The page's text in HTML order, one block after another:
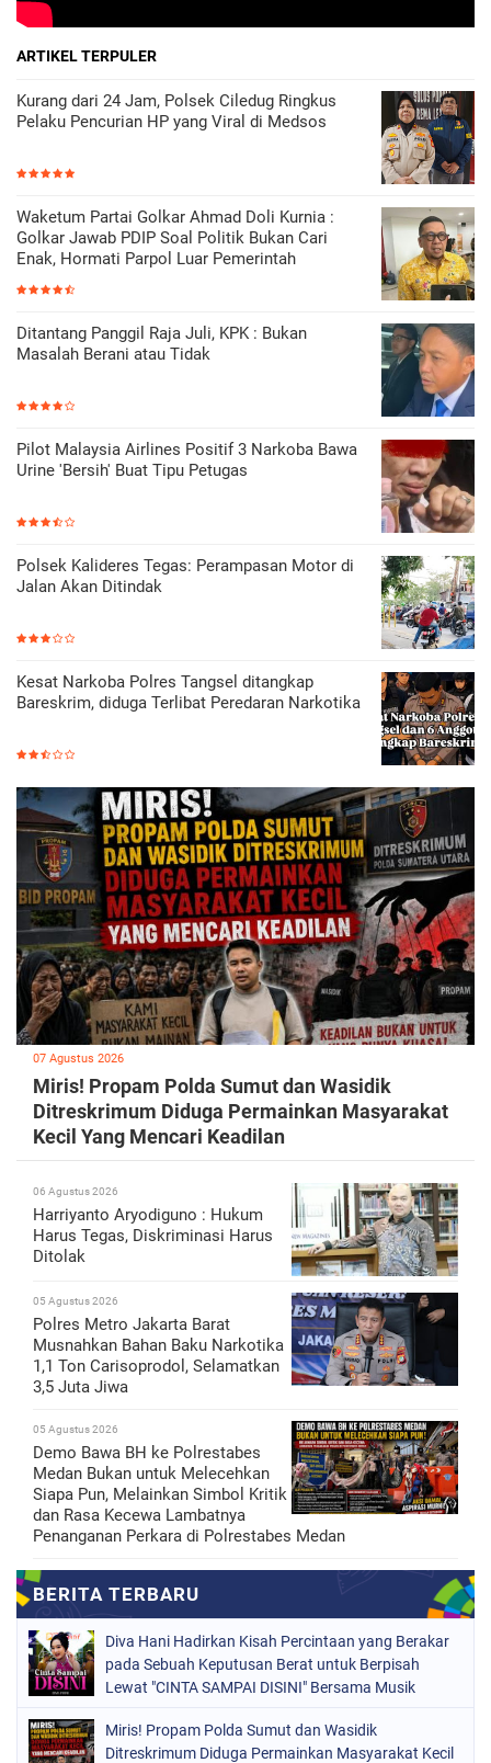
ARTIKEL TERPULER
Kurang dari 24 Jam, Polsek Ciledug Ringkus
Pelaku Pencurian HP yang Viral di Medsos
Waketum Partai Golkar Ahmad Doli Kurnia :
Golkar Jawab PDIP Soal Politik Bukan Cari
Enak, Hormati Parpol Luar Pemerintah
Ditantang Panggil Raja Juli, KPK : Bukan
Masalah Berani atau Tidak
Pilot Malaysia Airlines Positif 3 Narkoba Bawa
Urine 'Bersih' Buat Tipu Petugas
Polsek Kalideres Tegas: Perampasan Motor di
Jalan Akan Ditindak
Kesat Narkoba Polres Tangsel ditangkap
Bareskrim, diduga Terlibat Peredaran Narkotika
07 Agustus 2026
Miris! Propam Polda Sumut dan Wasidik
Ditreskrimum Diduga Permainkan Masyarakat
Kecil Yang Mencari Keadilan
06 Agustus 2026
Harriyanto Aryodiguno : Hukum
Harus Tegas, Diskriminasi Harus
Ditolak
05 Agustus 2026
Polres Metro Jakarta Barat
Musnahkan Bahan Baku Narkotika
1,1 Ton Carisoprodol, Selamatkan
3,5 Juta Jiwa
05 Agustus 2026
Demo Bawa BH ke Polrestabes
Medan Bukan untuk Melecehkan
Siapa Pun, Melainkan Simbol Kritik
dan Rasa Kecewa Lambatnya
Penanganan Perkara di Polrestabes Medan
Diva Hani Hadirkan Kisah Percintaan yang Berakar
pada Sebuah Keputusan Berat untuk Berpisah
Lewat "CINTA SAMPAI DISINI" Bersama Musik
Miris! Propam Polda Sumut dan Wasidik
Ditreskrimum Diduga Permainkan Masyarakat Kecil